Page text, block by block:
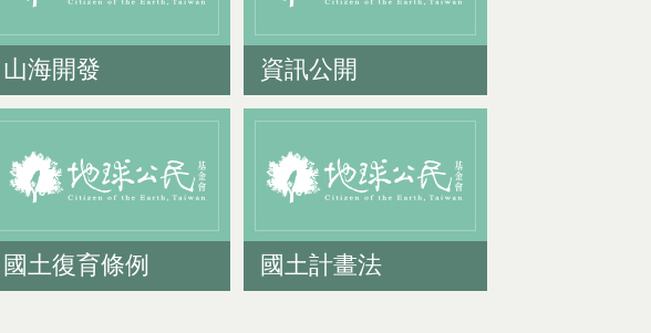
山海開發 資訊公開
國土復育條例 國土計畫法